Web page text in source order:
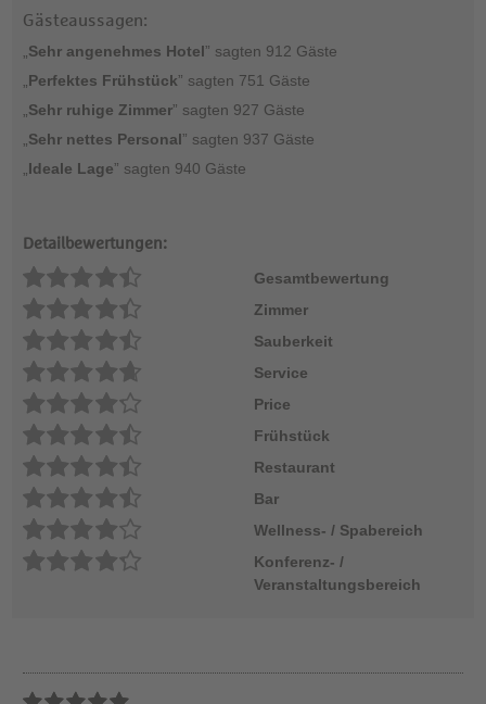
Gästeaussagen:
Sehr angenehmes Hotel” sagten 912 Gäste
Perfektes Frühstück” sagten 751 Gäste
Sehr ruhige Zimmer” sagten 927 Gäste
Sehr nettes Personal” sagten 937 Gäste
Ideale Lage” sagten 940 Gäste
Detailbewertungen:
Gesamtbewertung
Zimmer
Sauberkeit
Service
Price
Frühstück
Restaurant
Bar
Wellness- / Spabereich
Konferenz- /
Veranstaltungsbereich